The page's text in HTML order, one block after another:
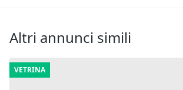
Altri annunci simili
VETRINA